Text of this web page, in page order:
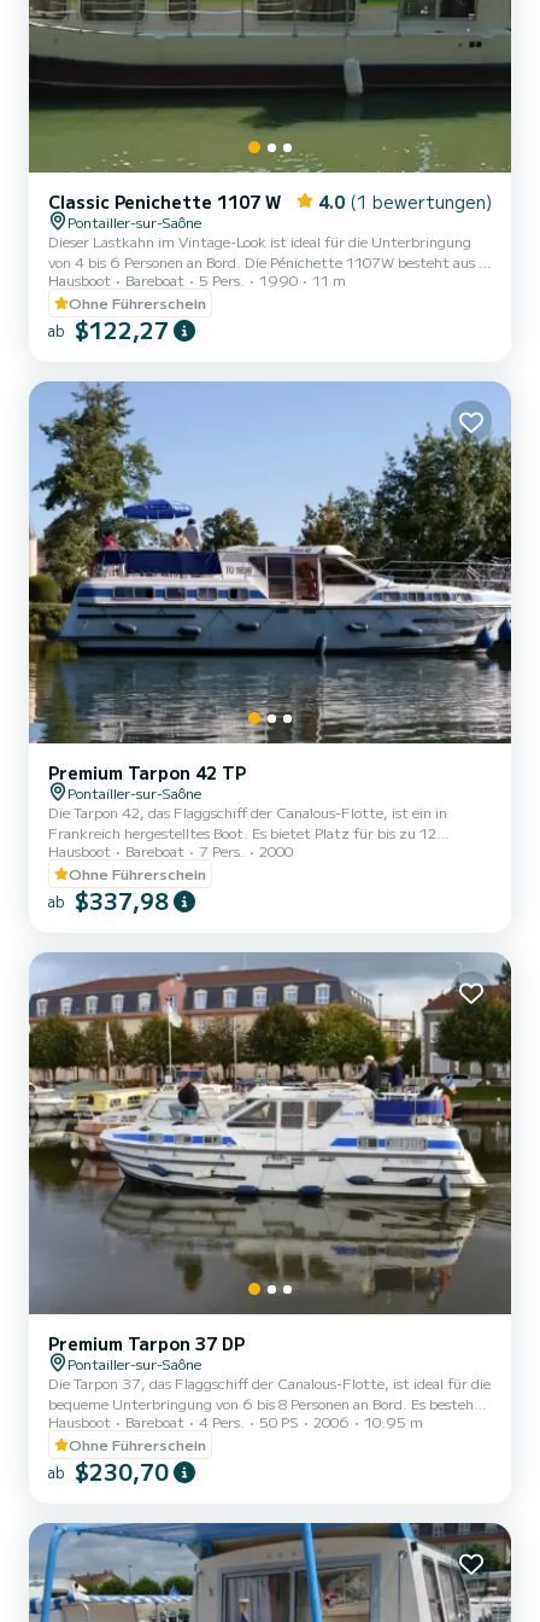
Classic Penichette 1107 W 4.0 (1 bewertungen)
Pontailler-sur-Saône
Dieser Lastkahn im Vintage-Look ist ideal für die Unterbringung
von 4 bis 6 Personen an Bord. Die Pénichette 1107W besteht aus 2
Kabinen: einer Vorderkabine mit einem Doppelbett und 1
Waschbecken, 1 Mittelkabine mit 1 Doppelbett und 1 Einzelbett
sowie Sanitäranlagen (1 Dusche, 1 Waschbecken und 1 WC). Die
quadratische Ecke bietet Platz für eine Bank, die in ein Doppelbett
Küchenbereich. Sie werden das zu öffnende Dach und die
zahlreichen Fenster...
Hausboot Bareboat 5 Pers. 1990
11 m
Ohne Führerschein
ab $122,27
Premium Tarpon 42 TP
Pontailler-sur-Saône
Die Tarpon 42, das Flaggschiff der Canalous-Flotte, ist ein in
Frankreich hergestelltes Boot. Es bietet Platz für bis zu 12
Personen an Bord, ist jedoch für 8 bis 10 Personen komfortabler. Es
besteht aus 4 Kabinen : 1 Vorderkabine mit 1 Doppelbett und 1
Einzelbett, 1 Mittelkabine mit 1 Doppelbett, 1 Backbord-Doppel-
Achterkabine und 1 Steuerbord-Achterkabine mit 2 Etagenbetten
umgewandelt werden kann. Es ist mit einem Küchenbere...
Hausboot Bareboat 7 Pers.
2000
Ohne Führerschein
ab $337,98
Premium Tarpon 37 DP
Pontailler-sur-Saône
Die Tarpon 37, das Flaggschiff der Canalous-Flotte, ist ideal für die
bequeme Unterbringung von 6 bis 8 Personen an Bord. Es besteht
aus 3 Kabinen: 1 Vorderkabine mit 1 Doppelbett und 1 Einzelbett,
1 Backbord-Achterkabine mit 1 Doppelbett und 1 Steuerbord-
Achterkabine mit 2 Etagenbetten. Der Salon lässt sich auch in ein
Doppelbett umbauen. Dieses bewohnbare Boot ist mit einem
Waschbecken und 2 Toiletten, einer Außendeck-Lounge, einem
Dopp...
Hausboot Bareboat 4 Pers. 50 PS 2006
10.95 m
Ohne Führerschein
ab $230,70